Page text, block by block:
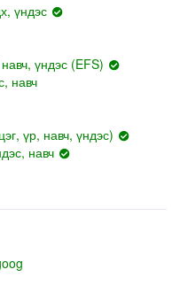
үндэс
үндэс (EFS)
навч
үр, навч, үндэс)
навч